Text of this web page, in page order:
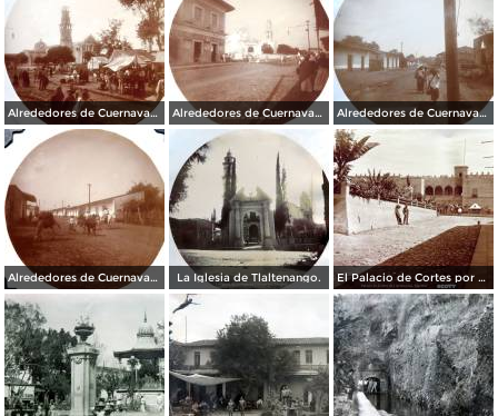
Alrededores de Cuernavaca Morelos. Alrededores de Cuernavaca Morelos. Alrededores de Cuernavaca Morelos.
Alrededores de Cuernavaca Morelos. La Iglesia de Tlaltenango. El Palacio de Cortes por el Fotógrafo Windfield Scott.